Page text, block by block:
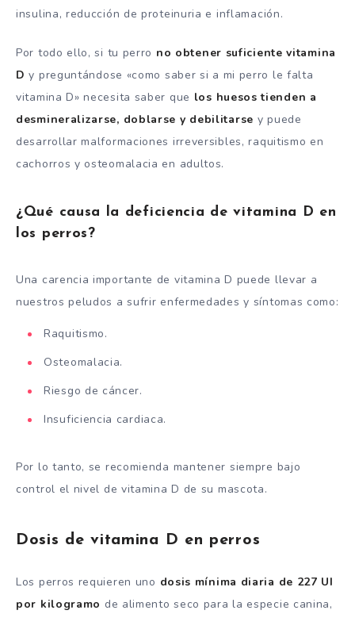
insulina, reducción de proteinuria e inflamación.
Por todo ello, si tu perro no obtener suficiente vitamina
D y preguntándose «como saber si a mi perro le falta
vitamina D» necesita saber que los huesos tienden a
desmineralizarse, doblarse y debilitarse y puede
desarrollar malformaciones irreversibles, raquitismo en
cachorros y osteomalacia en adultos.
¿Qué causa la deficiencia de vitamina D en
los perros?
Una carencia importante de vitamina D puede llevar a
nuestros peludos a sufrir enfermedades y síntomas como:
Raquitismo.
Osteomalacia.
Riesgo de cáncer.
Insuficiencia cardiaca.
Por lo tanto, se recomienda mantener siempre bajo
control el nivel de vitamina D de su mascota.
Dosis de vitamina D en perros
Los perros requieren uno dosis mínima diaria de 227 UI
por kilogramo de alimento seco para la especie canina,